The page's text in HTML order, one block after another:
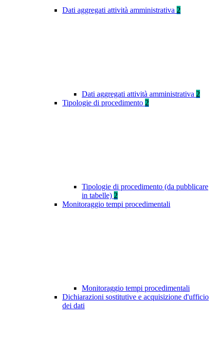
Dati aggregati attività amministrativa 2
Dati aggregati attività amministrativa 2
Tipologie di procedimento 2
Tipologie di procedimento (da pubblicare
in tabelle) 2
Monitoraggio tempi procedimentali
Monitoraggio tempi procedimentali
Dichiarazioni sostitutive e acquisizione d'ufficio
dei dati